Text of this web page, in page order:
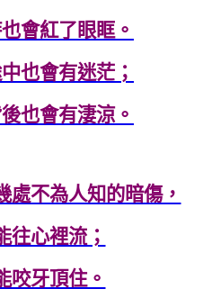
會紅了眼眶。
也會有迷茫；
也會有淒涼。
處不為人知的暗傷，
往心裡流；
咬牙頂住。